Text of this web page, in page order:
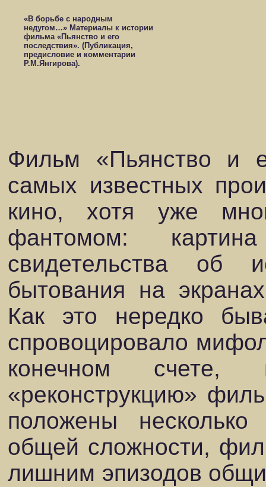
«В борьбе с народным
недугом…» Материалы к истории
фильма «Пьянство и его
последствия». (Публикация,
предисловие и комментарии
Р.М.Янгирова).
Фильм «Пьянство и
самых известных
кино, хотя уже
фантомом:
свидетельства об
бытования на
Как это нередко
спровоцировало
конечном счете,
«реконструкцию»
положены
общей сложности,
лишним эпизодов